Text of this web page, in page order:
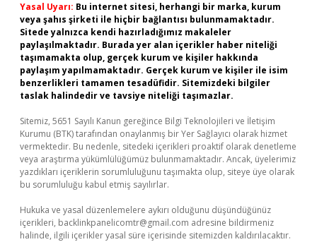
Yasal Uyarı: Bu internet sitesi, herhangi bir marka, kurum
veya şahıs şirketi ile hiçbir bağlantısı bulunmamaktadır.
Sitede yalnızca kendi hazırladığımız makaleler
paylaşılmaktadır. Burada yer alan içerikler haber niteliği
taşımamakta olup, gerçek kurum ve kişiler hakkında
paylaşım yapılmamaktadır. Gerçek kurum ve kişiler ile isim
benzerlikleri tamamen tesadüfidir. Sitemizdeki bilgiler
taslak halindedir ve tavsiye niteliği taşımazlar.
Sitemiz, 5651 Sayılı Kanun gereğince Bilgi Teknolojileri ve İletişim
Kurumu (BTK) tarafından onaylanmış bir Yer Sağlayıcı olarak hizmet
vermektedir. Bu nedenle, sitedeki içerikleri proaktif olarak denetleme
veya araştırma yükümlülüğümüz bulunmamaktadır. Ancak, üyelerimiz
yazdıkları içeriklerin sorumluluğunu taşımakta olup, siteye üye olarak
bu sorumluluğu kabul etmiş sayılırlar.
Hukuka ve yasal düzenlemelere aykırı olduğunu düşündüğünüz
içerikleri, backlinkpanelicomtr@gmail.com adresine bildirmeniz
halinde, ilgili içerikler yasal süre içerisinde sitemizden kaldırılacaktır.